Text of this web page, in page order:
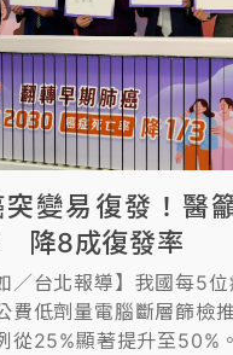
變易復發！醫
降8成復發率
／台北報導】我國每5
費低劑量電腦斷層篩檢
從25%顯著提升至50%